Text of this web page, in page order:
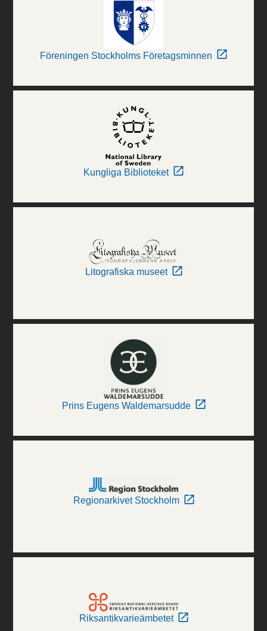
Föreningen Stockholms Företagsminnen
Kungliga Biblioteket
Litografiska museet
Prins Eugens Waldemarsudde
Regionarkivet Stockholm
Riksantikvarieämbetet